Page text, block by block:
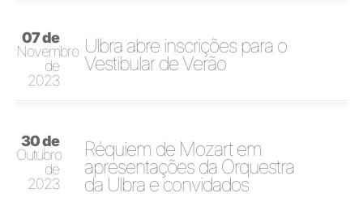
07 de
Novembro
de
2023
Ulbra abre inscrições para o
Vestibular de Verão
30 de
Outubro
de
2023
Réquiem de Mozart em
apresentações da Orquestra
da Ulbra e convidados